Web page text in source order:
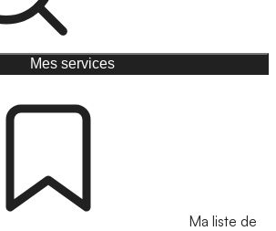
Mes services
Ma liste de